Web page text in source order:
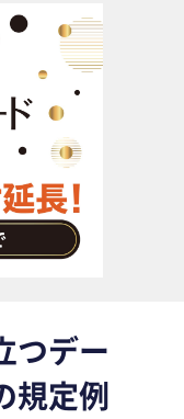
ポート
つデー
規定例